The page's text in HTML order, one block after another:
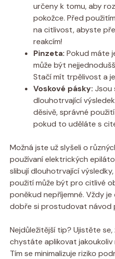
určeny k tomu, aby
pokožce. Před
na citlivost, abyste
reakcím!
Pinzeta: Pokud máte
může být
Stačí mít trpělivost a
Voskové pásky: Jsou
dlouhotrvající
děsivě, správné
pokud to uděláte s
Možná jste už slyšeli o
používaní elektrických
slibují dlouhotrvající
použití může být pro citlivé
poněkud nepříjemné. Vždy
dobře si prostudovat návod
Nejdůležitější tip? Ujistěte
chystáte aplikovat
Tím se minimalizuje riziko